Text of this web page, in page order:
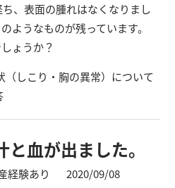
、表面の腫れはなくなりまし
ようなものが残っています。
ょうか？
（しこり・胸の異常）について
血が出ました。
経験あり 2020/09/08